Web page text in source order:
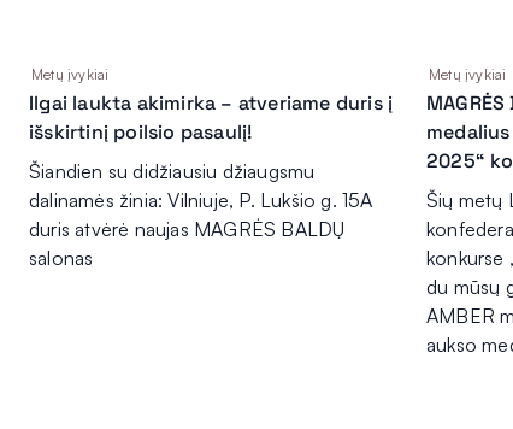
Metų įvykiai
Ilgai laukta akimirka – atveriame duris į
išskirtinį poilsio pasaulį!
Šiandien su didžiausiu džiaugsmu
dalinamės žinia: Vilniuje, P. Lukšio g. 15A
duris atvėrė naujas MAGRĖS BALDŲ
salonas
Metų įvykiai
2025“
Šių metų
konkurse
du mūsų
AMBER
aukso